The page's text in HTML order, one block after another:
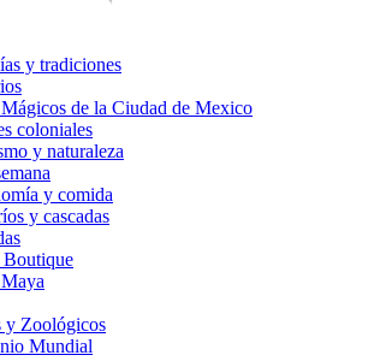
y tradiciones
de la Ciudad de Mexico
coloniales
y naturaleza
y comida
y cascadas
Boutique
y Zoológicos
Mundial